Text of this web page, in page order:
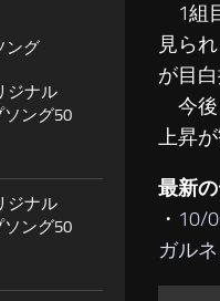
1組
見ら
が目
今後
上昇が
最新
・ 10/
ガル
ング
ナル
ソング50
ナル
ソング50